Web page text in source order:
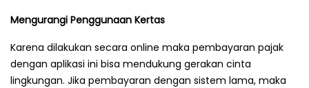
Mengurangi Penggunaan Kertas
Karena dilakukan secara online maka pembayaran pajak
dengan aplikasi ini bisa mendukung gerakan cinta
lingkungan. Jika pembayaran dengan sistem lama, maka